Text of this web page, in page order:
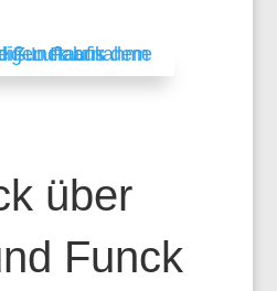
über
Funck